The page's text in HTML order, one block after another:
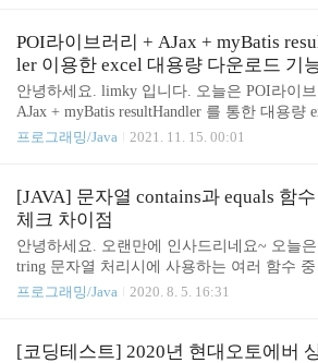
냐구요?? 코드를 보시면 쉽게 이해가 되실겁
드 리뷰를 받기전 코드입니다...
어자 접근 허용 범위 동일 클래스 동일 패키
패키지 자식 클래스 다른 패키지 public 외부
에서 자유롭게 접근 가능 ○ ○ ○ ○ protected 같
지 내 클래스 또는 자식 클래스 접근 가능 ○ ○
lt 같은 패키지 내 클래스 접근 가능(접근제어
시) ○ ○ private 외부 클래스 모두 접근 불가 (
무조건 public 입니다. 왜냐면 인터페이스는
체..
POI라이브러리 + AJax + myBatis
ler 이용한 excel 대용량 다운로드 기
(심플버전)_2편
안녕하세요. limky 입니다. 오늘은 POI라이
AJax + myBatis resultHandler 를 통한 대용량
운로드 기능 2편에 대한 내용입니다. 지난 1편
니다. 이번 2편에서는 서버 로직에 대해서 이
고자 합니다. 우선 대용량 excel 다운로드 기
현하기 위해 백단에서는 POI 라이브러리로
운로드 기능이 동작되도록 개발했고, 확장성
한 추상화 작업, 그리고 OOM 방지를 위한
sultHandler 적용에 대한 작업을 했습니다. 다
용한 excel ..
프로그래밍/Java 2021. 11. 15. 00:01
[JAVA] 문자열 contains과 equals 함
체크 차이점
안녕하세요. 오랜만에 인사드리네요~ 오늘은
tring 문자열 처리시에 사용하는 여러 함수 중
s과 equals 함수 들간에 NULL체크 차이점에
이 포함되어 있는지 여부를 판단해서 결과를
프로그래밍/Java 2020. 8. 5. 16:31
[코딩테스트] 2020년 현대오토에버